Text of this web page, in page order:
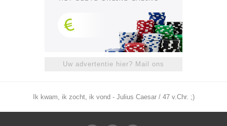
Uw advertentie hier? Mail ons
Ik kwam, ik zocht, ik vond - Julius Caesar / 47 v.Chr. ;)